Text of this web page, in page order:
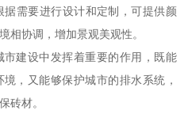
需要进行设计和定制，可提供颜
相协调，增加景观美观性。
建设中发挥着重要的作用，既能
，又能够保护城市的排水系统，
砖材。